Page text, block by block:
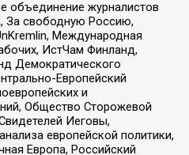
объединение журналистов
За свободную Россию,
Международная
ИстЧам Финланд,
Демократического
Европейский
и
Общество Сторожевой
Иеговы,
европейской политики,
Европа, Российский